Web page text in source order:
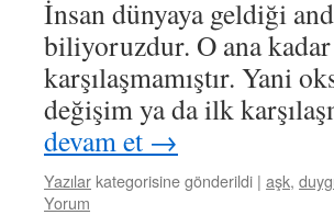
İnsan dünyaya geldiği
biliyoruzdur. O ana
karşılaşmamıştır. Yani
değişim ya da ilk
devam et →
Yazılar kategorisine gönderildi | aşk,
Yorum